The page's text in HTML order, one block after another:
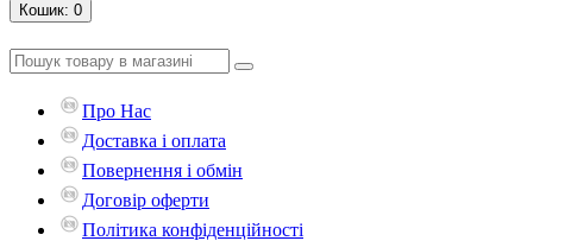
Кошик: 0
Про Нас
Доставка і оплата
Повернення і обмін
Договір оферти
Політика конфіденційності